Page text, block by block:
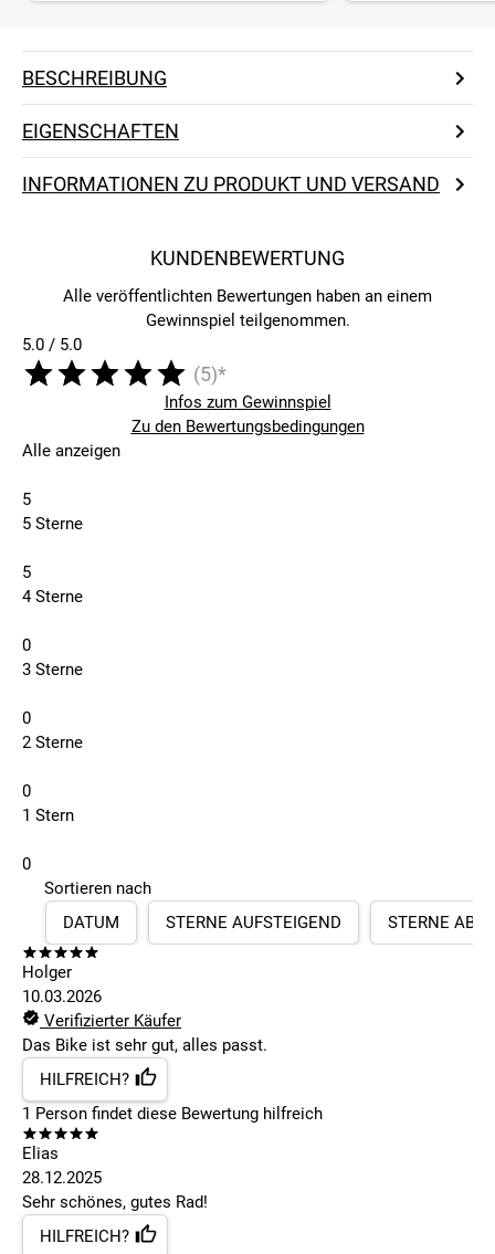
BESCHREIBUNG
EIGENSCHAFTEN
INFORMATIONEN ZU PRODUKT UND VERSAND
KUNDENBEWERTUNG
Alle veröffentlichten Bewertungen haben an einem
Gewinnspiel teilgenommen.
5.0 / 5.0
(5)*
Infos zum Gewinnspiel
Zu den Bewertungsbedingungen
Alle anzeigen
5
5 Sterne
5
4 Sterne
0
3 Sterne
0
2 Sterne
0
1 Stern
0
Sortieren nach
DATUM
STERNE AUFSTEIGEND STERNE
Holger
10.03.2026
Verifizierter Käufer
Das Bike ist sehr gut, alles passt.
HILFREICH?
1 Person findet diese Bewertung hilfreich
Elias
28.12.2025
Sehr schönes, gutes Rad!
HILFREICH?